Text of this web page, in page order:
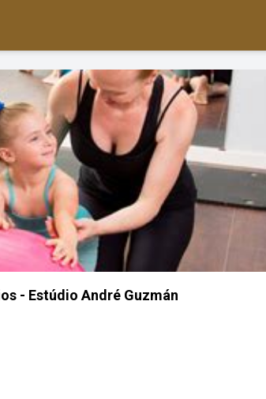
- Estúdio André Guzmán